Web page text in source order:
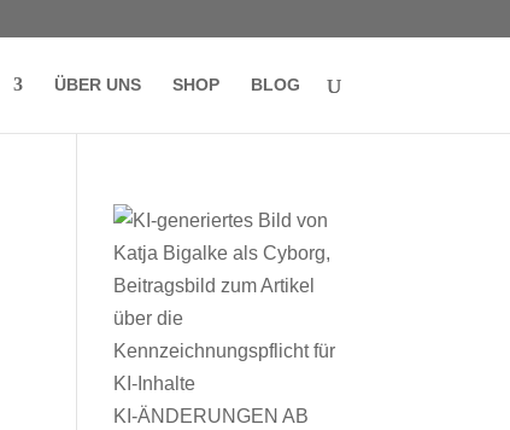
ÜBER UNS SHOP BLOG
KI-ÄNDERUNGEN AB